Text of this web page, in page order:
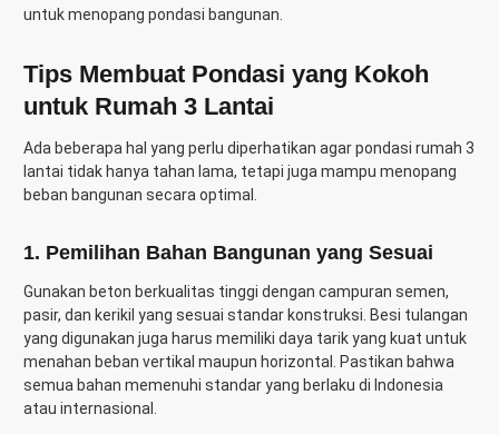
untuk menopang pondasi bangunan.
Tips Membuat Pondasi yang Kokoh
untuk Rumah 3 Lantai
Ada beberapa hal yang perlu diperhatikan agar pondasi rumah 3
lantai tidak hanya tahan lama, tetapi juga mampu menopang
beban bangunan secara optimal.
1. Pemilihan Bahan Bangunan yang Sesuai
Gunakan beton berkualitas tinggi dengan campuran semen,
pasir, dan kerikil yang sesuai standar konstruksi. Besi tulangan
yang digunakan juga harus memiliki daya tarik yang kuat untuk
menahan beban vertikal maupun horizontal. Pastikan bahwa
semua bahan memenuhi standar yang berlaku di Indonesia
atau internasional.